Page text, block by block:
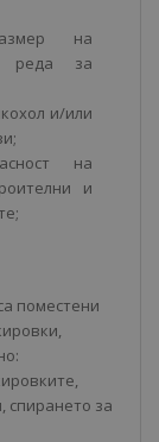
на
реда за
и/или
на
и
поместени
спирането за